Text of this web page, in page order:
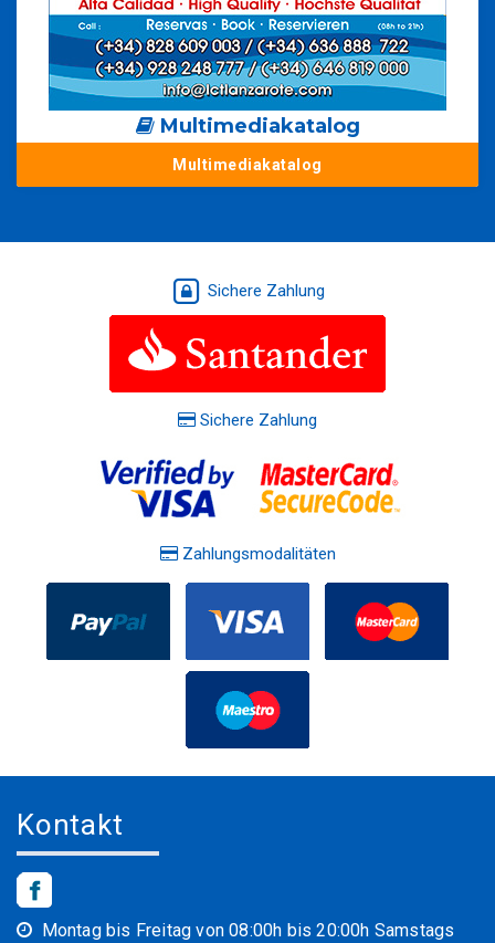
Multimediakatalog
Multimediakatalog
Sichere Zahlung
Sichere Zahlung
Zahlungsmodalitäten
Kontakt
Montag bis Freitag von 08:00h bis 20:00h Samstags